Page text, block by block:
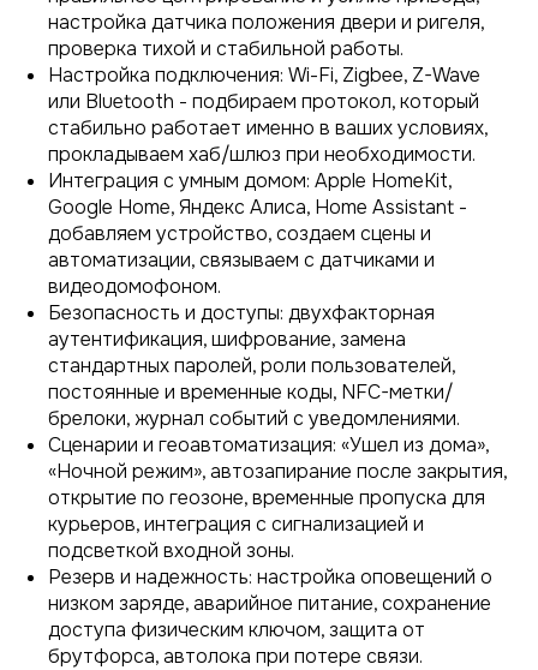
настройка датчика положения двери и ригеля,
проверка тихой и стабильной работы.
Настройка подключения: Wi-Fi, Zigbee, Z-Wave
или Bluetooth - подбираем протокол, который
стабильно работает именно в ваших условиях,
прокладываем хаб/шлюз при необходимости.
Интеграция с умным домом: Apple HomeKit,
Google Home, Яндекс Алиса, Home Assistant -
добавляем устройство, создаем сцены и
автоматизации, связываем с датчиками и
видеодомофоном.
Безопасность и доступы: двухфакторная
аутентификация, шифрование, замена
стандартных паролей, роли пользователей,
постоянные и временные коды, NFC-метки/
брелоки, журнал событий с уведомлениями.
Сценарии и геоавтоматизация: «Ушел из дома»,
«Ночной режим», автозапирание после закрытия,
открытие по геозоне, временные пропуска для
курьеров, интеграция с сигнализацией и
подсветкой входной зоны.
Резерв и надежность: настройка оповещений о
низком заряде, аварийное питание, сохранение
доступа физическим ключом, защита от
брутфорса, автолока при потере связи.